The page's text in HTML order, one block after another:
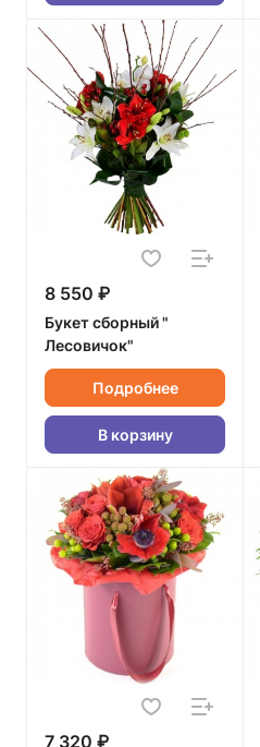
8 550 ₽
Букет сборный "
Лесовичок"
Подробнее
В корзину
7 320 ₽